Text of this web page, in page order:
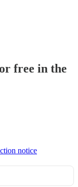
free in the
notice